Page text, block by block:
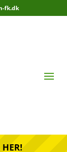
fk.dk